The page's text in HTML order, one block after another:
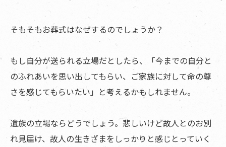
そもそもお葬式はなぜするのでしょうか？
もし自分が送られる立場だとしたら、「今までの自分と
のふれあいを思い出してもらい、ご家族に対して命の尊
さを感じてもらいたい」と考えるかもしれません。
遺族の立場ならどうでしょう。悲しいけど故人とのお別
れ見届け、故人の生きざまをしっかりと感じとっていく